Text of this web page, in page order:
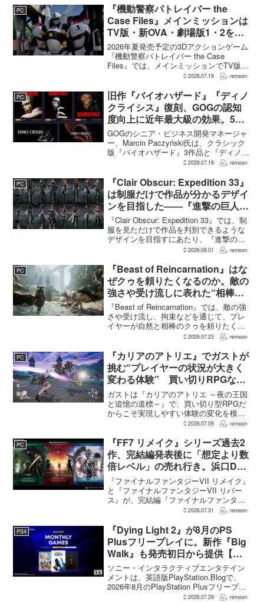
作と変わることで、これまで見られなか
った一面がよ...
PC
『機動警察パトレイバー the
Case Files』メインミッションは
TV版・新OVA・劇場版1・2をカ
バー。零式とヘルハウンドを動か
すため“アナザーサイドミッショ
ン”を実装
2026年夏発売予定の3Dアクションゲーム
『機動警察パトレイバー the Case
Files』では、メインミッションでTV版、
新OVA、劇場版第1作・第2作の範囲をカ
ーを務めるグッドスマイルカンパニー
の...
2026.07.19 remoon
PC
旧作『バイオハザード』『ディノ
クライシス』復刻、GOGの認知
度向上に近年最大級の効果。5作
品は90％超の肯定的評価
GOGのシニア・ビジネス開発マネージャ
ー、Marcin Paczyński氏は、クラシック
版『バイオハザード』3作品と『ディノク
ライシス』2作品の復刻が、近年のGOG
上に認知度向上へ貢献したと語った。現
在...
2026.07.19 remoon
PC
『Clair Obscur: Expedition 33』
は制服だけで作品が分かるデザイ
ンを目指した――『進撃の巨人』
の制服と『BLEACH』のキャラ
造形が影響
『Clair Obscur: Expedition 33』では、制
服を見ただけで作品を判別できるような
デザインを目指すにあたり、『進撃の巨
人』を参考にしたという。あわせて、キ
ルで印象に残るデザインから...
2026.08.01 remoon
PC
『Beast of Reincarnation』はな
ぜクゥを頼りたくなるのか。敵の
強さや受け流しに表れた“相棒と
の共闘”設計
『Beast of Reincarnation』では、敵の強
さや受け流し、拘束などを通じて、プレ
イヤーが自然と相棒のクゥを頼りたくな
る戦闘が設計されている。そうした設計
ナリオライターを務めるゲームフリー
ク...
2026.07.23 remoon
PC
『カリアのアトリエ』でガストが
挑む“プレイヤーの状況が大きく
変わる体験” 買い切りRPGなら
ではの変化とは
ガストは『カリアのアトリエ ～夜の王国
と追憶の道標～』で、買い切り型RPGだ
からこそ実現しやすい体験の変化を模索
している。大型の運営型ゲームが継続的
かで、同社はキャラクターやビジュアル
の魅力だけでなく、ゲ...
2026.07.09 remoon
PC
『FF7 リメイク』シリーズ過去2
作、完結編発表後に「想定より数
倍レベル」の売れ行き。浜口Dが
明かす
『ファイナルファンタジーVII リメイク』
と『ファイナルファンタジーVII リバー
ス』が、完結編『ファイナルファンタジ
ーVII リベレーション』の発表後、「我々
ると、シリーズディレクターの浜口直樹
氏がAU...
2026.07.31 remoon
PS4
『Dying Light 2』が8月のPS
Plusフリープレイに。新作『Big
Walk』も発売初日から提供【海
外発表】
ソニー・インタラクティブエンタテイン
メントは、英語版PlayStation.Blogで、
2026年8月のPlayStation Plusフリープレ
イとして『Dying Light 2 Stay Human:
2026.07.29 remoon